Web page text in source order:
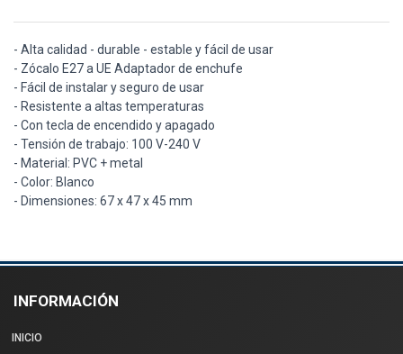
- Alta calidad - durable - estable y fácil de usar
- Zócalo E27 a UE Adaptador de enchufe
- Fácil de instalar y seguro de usar
- Resistente a altas temperaturas
- Con tecla de encendido y apagado
- Tensión de trabajo: 100 V-240 V
- Material: PVC + metal
- Color: Blanco
- Dimensiones: 67 x 47 x 45 mm
INFORMACIÓN
INICIO